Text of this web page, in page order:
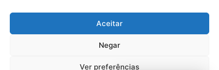
Aceitar
Negar
Ver preferências
a
o
I
n
s
t
g
o
b